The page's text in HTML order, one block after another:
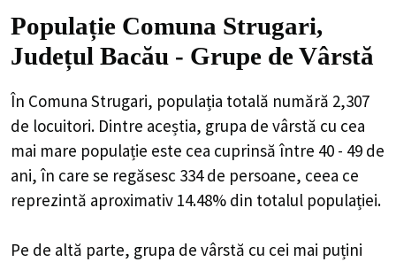
Populație Comuna Strugari,
Județul Bacău - Grupe de Vârstă
În Comuna Strugari, populația totală numără 2,307
de locuitori. Dintre aceștia, grupa de vârstă cu cea
mai mare populație este cea cuprinsă între 40 - 49 de
ani, în care se regăsesc 334 de persoane, ceea ce
reprezintă aproximativ 14.48% din totalul populației.
Pe de altă parte, grupa de vârstă cu cei mai puțini